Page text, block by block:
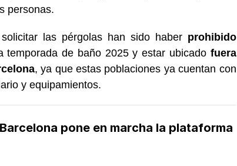
personas.
las pérgolas han sido haber prohibido
temporada de baño 2025 y estar ubicado fuera
, ya que estas poblaciones ya cuentan con
y equipamientos.
pone en marcha la plataforma